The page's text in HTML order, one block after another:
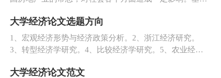
展，针对房地产现状以及成因进行分析。其实房地产经济
发展增加就业，为我国工业生产提供动力，不过其过快增
长对国家经济发展造成一定负面影响，不利于维持城市供
大学经济论文选题方向
1、宏观经济形势与经济政策分析。2、浙江经济研究。
3、转型经济学研究。4、比较经济学研究。5、农业经济
济研究。
大学经济论文范文